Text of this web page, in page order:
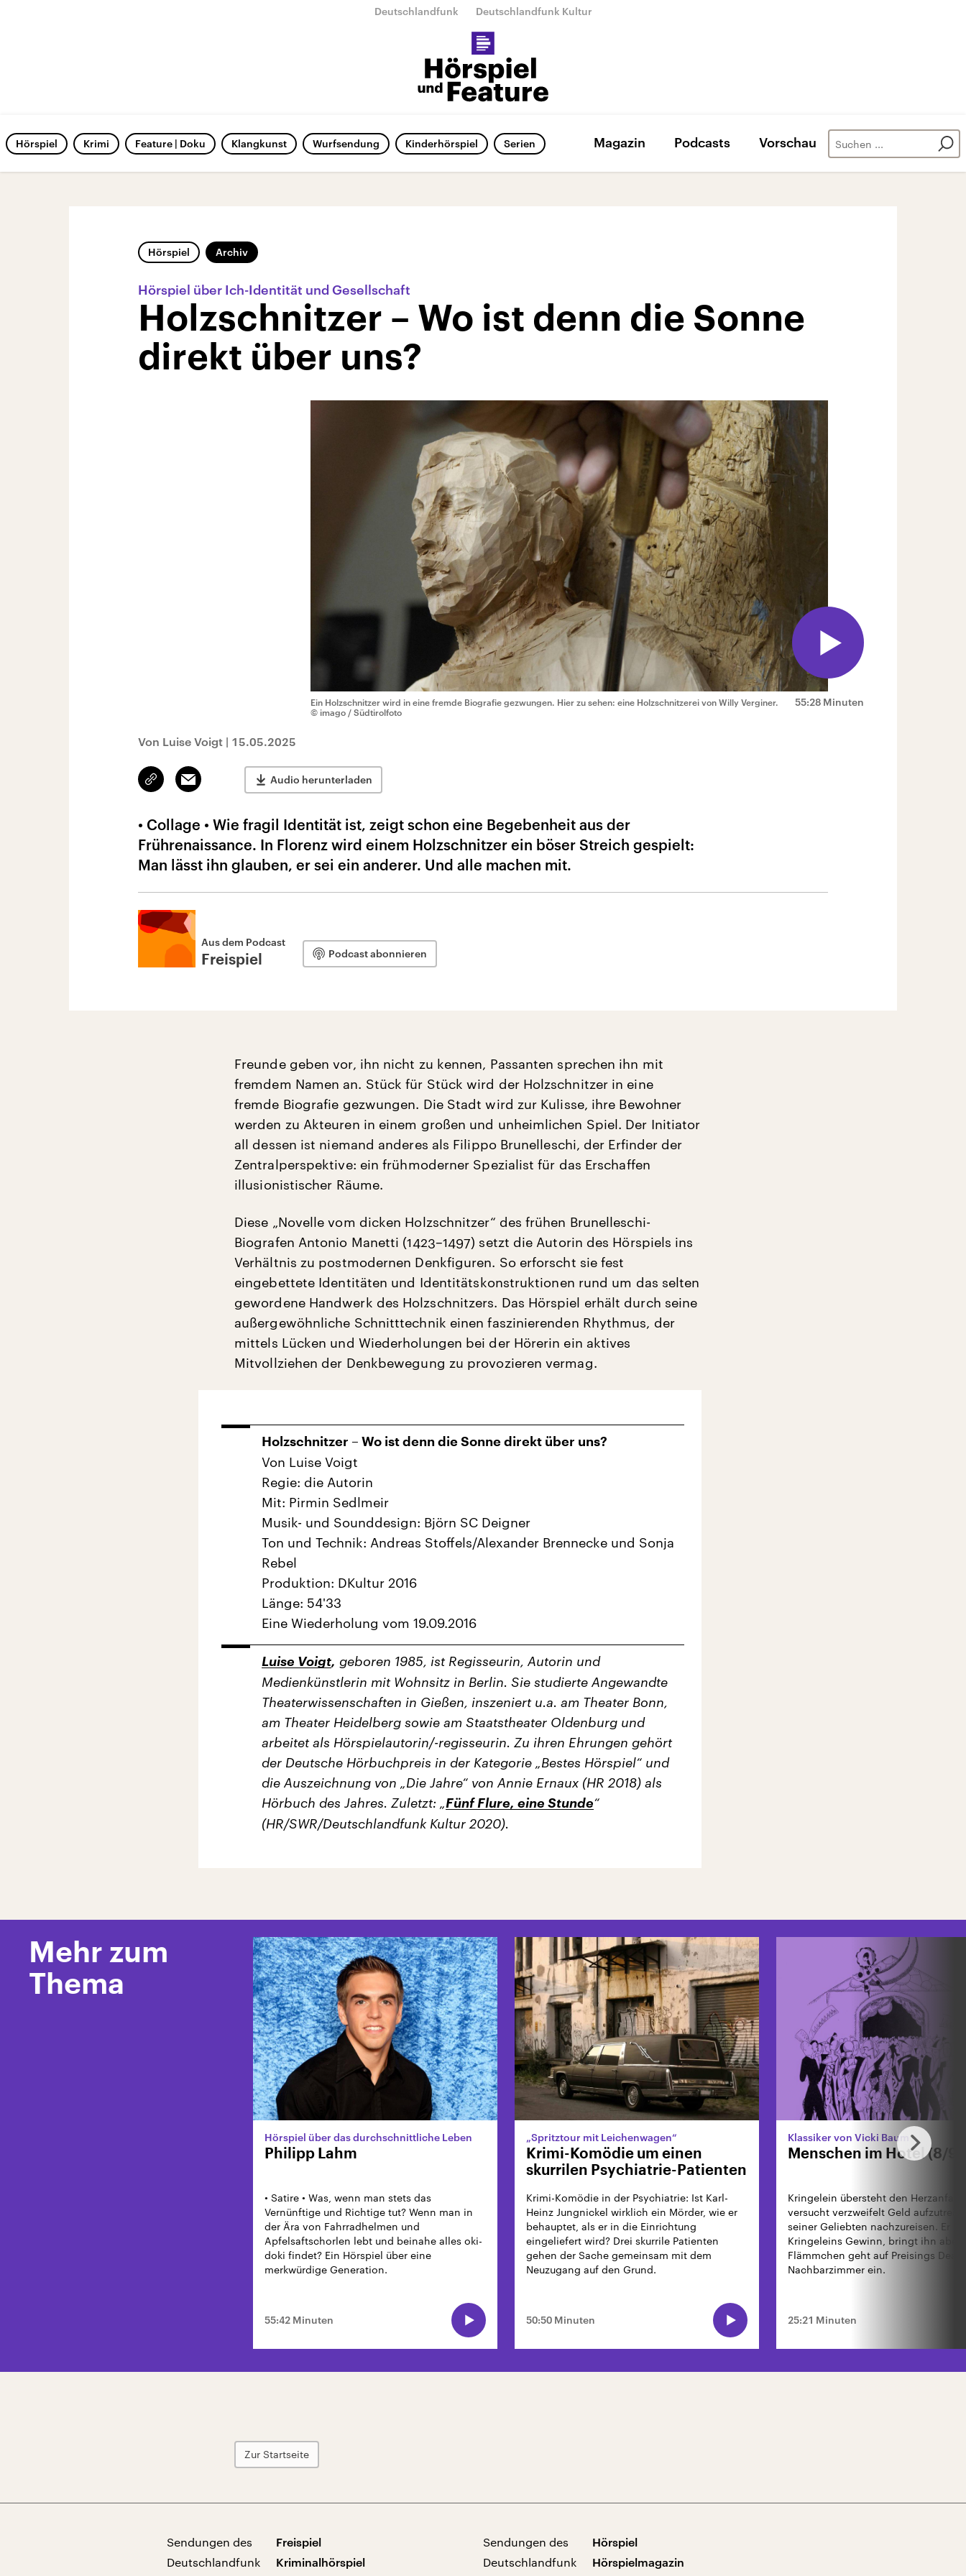
Deutschlandfunk Deutschlandfunk Kultur
Hörspiel Krimi Feature | Doku Klangkunst Wurfsendung Kinderhörspiel Serien Magazin Podcasts Vorschau
Hörspiel Archiv
Hörspiel über Ich-Identität und Gesellschaft
Holzschnitzer – Wo ist denn die Sonne
direkt über uns?
55:28 Minuten
Ein Holzschnitzer wird in eine fremde Biografie gezwungen. Hier zu sehen: eine Holzschnitzerei von Willy Verginer.
© imago / Südtirolfoto
Von Luise Voigt | 15.05.2025
Link
kopieren/teilen
Email Audio herunterladen
• Collage • Wie fragil Identität ist, zeigt schon eine Begebenheit aus der
Frührenaissance. In Florenz wird einem Holzschnitzer ein böser Streich gespielt:
Man lässt ihn glauben, er sei ein anderer. Und alle machen mit.
Aus dem Podcast
Freispiel Podcast abonnieren
Freunde geben vor, ihn nicht zu kennen, Passanten sprechen ihn mit
fremdem Namen an. Stück für Stück wird der Holzschnitzer in eine
fremde Biografie gezwungen. Die Stadt wird zur Kulisse, ihre Bewohner
werden zu Akteuren in einem großen und unheimlichen Spiel. Der Initiator
all dessen ist niemand anderes als Filippo Brunelleschi, der Erfinder der
Zentralperspektive: ein frühmoderner Spezialist für das Erschaffen
illusionistischer Räume.
Diese „Novelle vom dicken Holzschnitzer“ des frühen Brunelleschi-
Biografen Antonio Manetti (1423–1497) setzt die Autorin des Hörspiels ins
Verhältnis zu postmodernen Denkfiguren. So erforscht sie fest
eingebettete Identitäten und Identitätskonstruktionen rund um das selten
gewordene Handwerk des Holzschnitzers. Das Hörspiel erhält durch seine
außergewöhnliche Schnitttechnik einen faszinierenden Rhythmus, der
mittels Lücken und Wiederholungen bei der Hörerin ein aktives
Mitvollziehen der Denkbewegung zu provozieren vermag.
Holzschnitzer – Wo ist denn die Sonne direkt über uns?
Von Luise Voigt
Regie: die Autorin
Mit: Pirmin Sedlmeir
Musik- und Sounddesign: Björn SC Deigner
Ton und Technik: Andreas Stoffels/Alexander Brennecke und Sonja
Rebel
Produktion: DKultur 2016
Länge: 54'33
Eine Wiederholung vom 19.09.2016
Luise Voigt, geboren 1985, ist Regisseurin, Autorin und
Medienkünstlerin mit Wohnsitz in Berlin. Sie studierte Angewandte
Theaterwissenschaften in Gießen, inszeniert u.a. am Theater Bonn,
am Theater Heidelberg sowie am Staatstheater Oldenburg und
arbeitet als Hörspielautorin/-regisseurin. Zu ihren Ehrungen gehört
der Deutsche Hörbuchpreis in der Kategorie „Bestes Hörspiel“ und
die Auszeichnung von „Die Jahre“ von Annie Ernaux (HR 2018) als
Hörbuch des Jahres. Zuletzt: „Fünf Flure, eine Stunde“
(HR/SWR/Deutschlandfunk Kultur 2020).
Mehr zum
Thema
Hörspiel über das durchschnittliche Leben
Philipp Lahm
• Satire • Was, wenn man stets das
Vernünftige und Richtige tut? Wenn man in
der Ära von Fahrradhelmen und
Apfelsaftschorlen lebt und beinahe alles oki-
doki findet? Ein Hörspiel über eine
merkwürdige Generation.
55:42 Minuten
„Spritztour mit Leichenwagen“
Krimi-Komödie um einen
skurrilen Psychiatrie-Patienten
Krimi-Komödie in der Psychiatrie: Ist Karl-
Heinz Jungnickel wirklich ein Mörder, wie er
behauptet, als er in die Einrichtung
eingeliefert wird? Drei skurrile Patienten
gehen der Sache gemeinsam mit dem
Neuzugang auf den Grund.
50:50 Minuten
Klassiker von Vicki Baum
Menschen im Hotel (8/9)
Kringelein übersteht den Herzanfall.
versucht verzweifelt Geld
seiner Geliebten nachzureisen. Er
Kringeleins Gewinn, bringt ihn aber
Flämmchen geht auf Preisings Deal
Nachbarzimmer ein.
25:21 Minuten
Zur Startseite
Sendungen des
Deutschlandfunk
Freispiel
Kriminalhörspiel
Sendungen des
Deutschlandfunk
Hörspiel
Hörspielmagazin